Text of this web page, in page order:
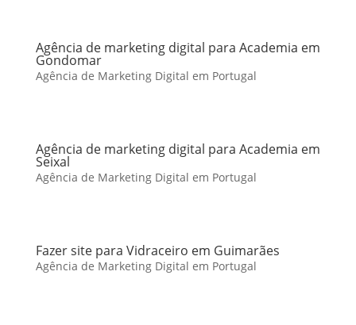
Agência de marketing digital para Academia em
Gondomar
Agência de Marketing Digital em Portugal
Agência de marketing digital para Academia em
Seixal
Agência de Marketing Digital em Portugal
Fazer site para Vidraceiro em Guimarães
Agência de Marketing Digital em Portugal